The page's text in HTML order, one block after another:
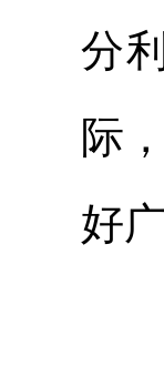
分
际
好